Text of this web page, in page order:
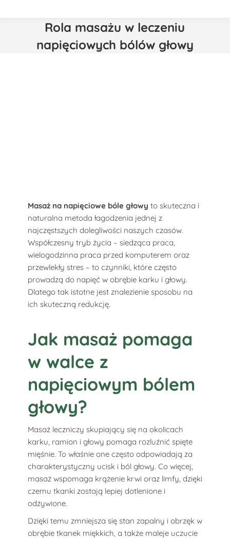
Rola masażu w leczeniu
napięciowych bólów głowy
Masaż na napięciowe bóle głowy to skuteczna i
naturalna metoda łagodzenia jednej z
najczęstszych dolegliwości naszych czasów.
Współczesny tryb życia – siedząca praca,
wielogodzinna praca przed komputerem oraz
przewlekły stres – to czynniki, które często
prowadzą do napięć w obrębie karku i głowy.
Dlatego tak istotne jest znalezienie sposobu na
ich skuteczną redukcję.
Jak masaż pomaga
w walce z
napięciowym bólem
głowy?
Masaż leczniczy skupiający się na okolicach
karku, ramion i głowy pomaga rozluźnić spięte
mięśnie. To właśnie one często odpowiadają za
charakterystyczny ucisk i ból głowy. Co więcej,
masaż wspomaga krążenie krwi oraz limfy, dzięki
czemu tkanki zostają lepiej dotlenione i
odżywione.
Dzięki temu zmniejsza się stan zapalny i obrzęk w
obrębie tkanek miękkich, a także maleje uczucie